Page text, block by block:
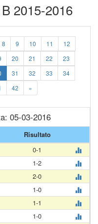
2015-2016
8 9 10 11
12
20 21 22
23
31 32 33
34
42 »
05-03-2016
Risultato
0-1
1-2
2-0
1-0
1-1
1-0